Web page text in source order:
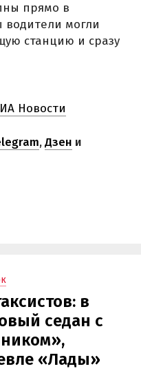
прямо в
водители могли
станцию и сразу
Новости
,Дзен и
в
седан с
«Лады»